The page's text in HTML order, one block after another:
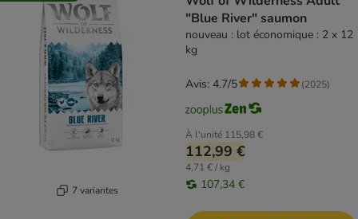
7 variantes
"Blue River" saumon
nouveau : lot économique : 2 x 12
kg
À l'unité 115,98 €
112,99 €
4,71 € / kg
107,34 €
Avis: 4.7/5 (2025)